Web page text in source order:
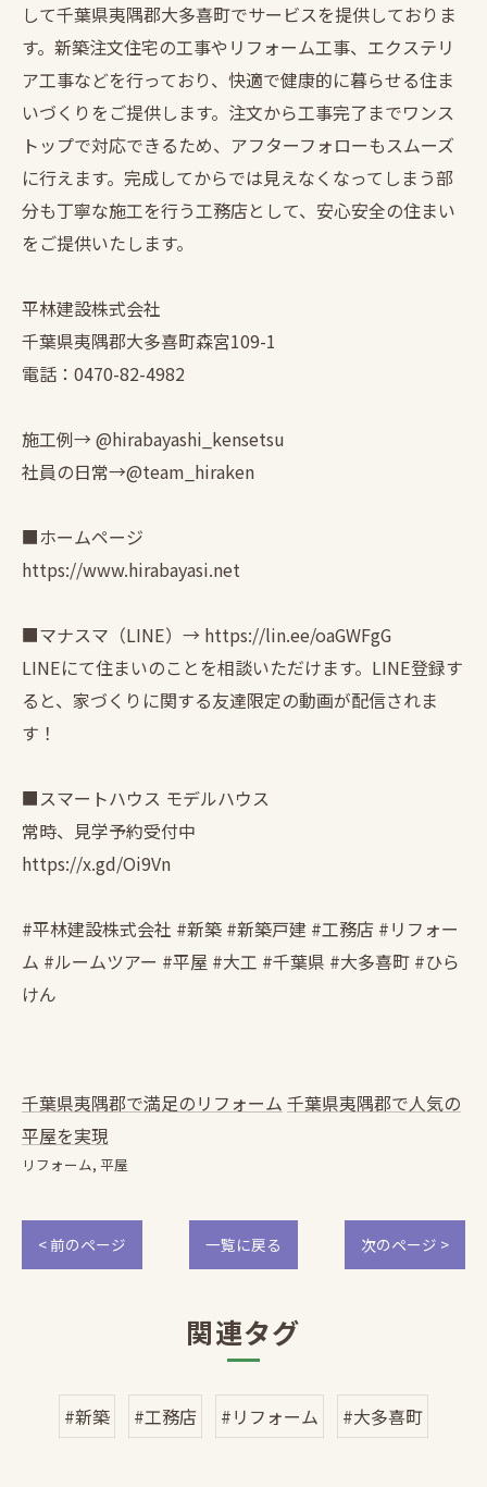
して千葉県夷隅郡大多喜町でサービスを提供しておりま
す。新築注文住宅の工事やリフォーム工事、エクステリ
ア工事などを行っており、快適で健康的に暮らせる住ま
いづくりをご提供します。注文から工事完了までワンス
トップで対応できるため、アフターフォローもスムーズ
に行えます。完成してからでは見えなくなってしまう部
分も丁寧な施工を行う工務店として、安心安全の住まい
をご提供いたします。
平林建設株式会社
千葉県夷隅郡大多喜町森宮109-1
電話：0470-82-4982
施工例→ @hirabayashi_kensetsu
社員の日常→@team_hiraken
■ホームページ
https://www.hirabayasi.net
■マナスマ（LINE）→ https://lin.ee/oaGWFgG
LINEにて住まいのことを相談いただけます。LINE登録す
ると、家づくりに関する友達限定の動画が配信されま
す！
■スマートハウス モデルハウス
常時、見学予約受付中
https://x.gd/Oi9Vn
#平林建設株式会社 #新築 #新築戸建 #工務店 #リフォー
ム #ルームツアー #平屋 #大工 #千葉県 #大多喜町 #ひら
けん
千葉県夷隅郡で満足のリフォーム 千葉県夷隅郡で人気の
平屋を実現
リフォーム 平屋
< 前のページ 一覧に戻る 次のページ >
関連タグ
#新築 #工務店 #リフォーム #大多喜町